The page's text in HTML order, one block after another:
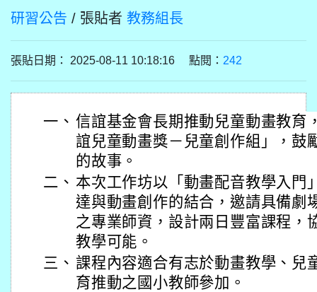
研習公告 / 張貼者 教務組長
張貼日期： 2025-08-11 10:18:16 點閱： 242
一、 信誼基金會長期推動兒童動畫教育
誼兒童動畫獎－兒童創作組」，鼓
的故事。
二、 本次工作坊以「動畫配音教學入門
達與動畫創作的結合，邀請具備劇
之專業師資，設計兩日豐富課程，
教學可能。
三、 課程內容適合有志於動畫教學、兒
育推動之國小教師參加。